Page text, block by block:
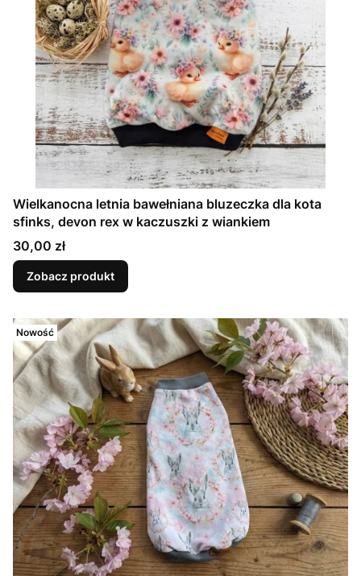
Wielkanocna letnia bawełniana bluzeczka dla kota
sfinks, devon rex w kaczuszki z wiankiem
Cena
30,00 zł
Zobacz produkt
Nowość